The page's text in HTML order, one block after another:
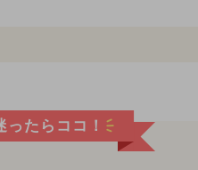
ったらココ！